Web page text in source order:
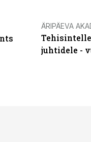
ÄRIPÄEVA
juhtidele -